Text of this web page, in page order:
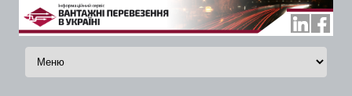
Skip to content